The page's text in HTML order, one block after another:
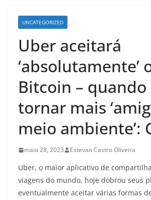
UNCATEGORIZED
Uber aceitará
‘absolutamente’
Bitcoin – quando
tornar mais
meio ambiente’:
maio 28, 2023 Estevan Castro Oliveira
Uber, o maior aplicativo de
viagens do mundo, hoje dobrou seus
eventualmente aceitar várias formas